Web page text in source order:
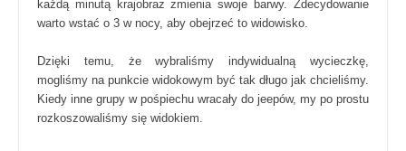
każdą minutą krajobraz zmienia swoje barwy. Zdecydowanie
warto wstać o 3 w nocy, aby obejrzeć to widowisko.
Dzięki temu, że wybraliśmy indywidualną wycieczkę,
mogliśmy na punkcie widokowym być tak długo jak chcieliśmy.
Kiedy inne grupy w pośpiechu wracały do jeepów, my po prostu
rozkoszowaliśmy się widokiem.